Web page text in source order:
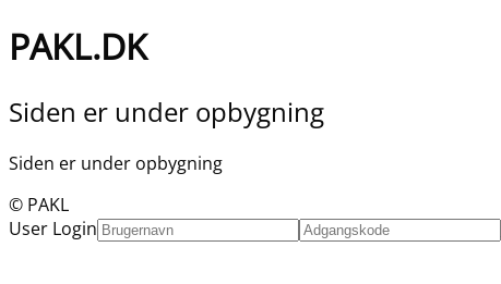
PAKL.DK
Siden er under opbygning
Siden er under opbygning
© PAKL
User Login